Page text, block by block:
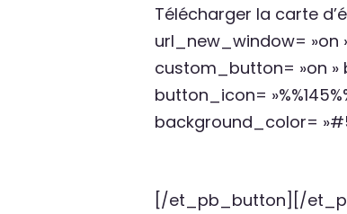
Télécharger la carte
url_new_window= »on
custom_button= »on
button_icon=
background_color=
[/et_pb_button][/